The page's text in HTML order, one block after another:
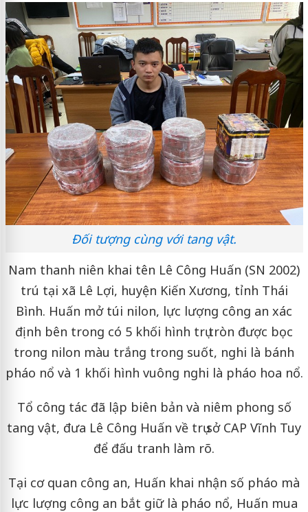
Đối tượng cùng với tang vật.
Nam thanh niên khai tên Lê Công Huấn (SN 2002)
trú tại xã Lê Lợi, huyện Kiến Xương, tỉnh Thái
Bình. Huấn mở túi nilon, lực lượng công an xác
định bên trong có 5 khối hình trụ tròn được bọc
trong nilon màu trắng trong suốt, nghi là bánh
pháo nổ và 1 khối hình vuông nghi là pháo hoa nổ.
Tổ công tác đã lập biên bản và niêm phong số
tang vật, đưa Lê Công Huấn về trụ sở CAP Vĩnh Tuy
để đấu tranh làm rõ.
Tại cơ quan công an, Huấn khai nhận số pháo mà
lực lượng công an bắt giữ là pháo nổ, Huấn mua